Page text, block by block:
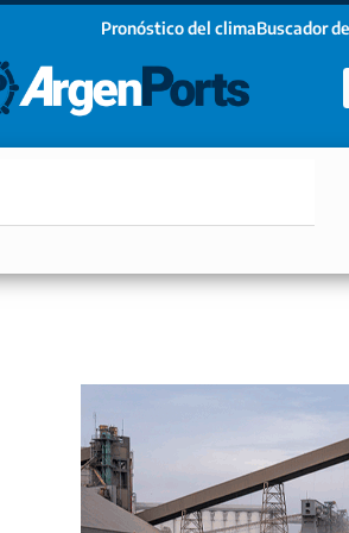
Pronóstico del climaBuscador
a nuestro Newsletter!
con las condiciones y políticas